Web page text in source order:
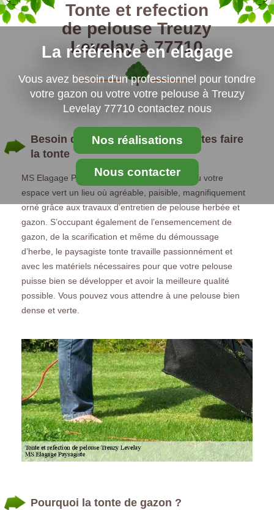
La référence en elagage
Vous avez besoin d'un professionnel pour tondre
votre gazon ou votre votre pelouse à Treuzy
Levelay 77710 contactez nous
Nos réalisations
Nous contacter
Tonte et refection
de pelouse Treuzy
Levelay à 77710
Besoin d’une belle pelouse ? Faites faire
la tonte
MS Elagage Paysagiste fera de votre jardin ou votre
espace vert un lieu où agréable, paisible, magnifiquement
orné grâce aux travaux d’entretien de pelouse herbée et
gazon. S’occupant également de l’ensemencement de
gazon, de la scarification et même du démoussage
d’herbe, le paysagiste tonte travaille passionnément et
avec les matériels nécessaires pour que votre pelouse
puisse bien se développer et avoir la meilleure qualité
possible. Vous pouvez vous attendre à une pelouse bien
dense et verte.
Pourquoi la tonte de gazon ?